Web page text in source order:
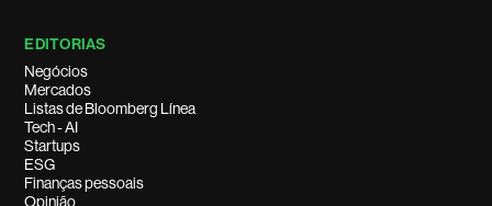
EDITORIAS
Negócios
Mercados
Listas de Bloomberg Línea
Tech - AI
Startups
ESG
Finanças pessoais
Opinião